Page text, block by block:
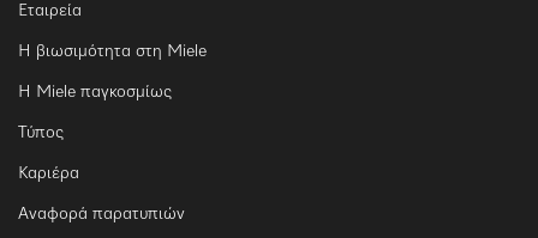
Εταιρεία
Η βιωσιμότητα στη Miele
Η Miele παγκοσμίως
Τύπος
Καριέρα
Αναφορά παρατυπιών